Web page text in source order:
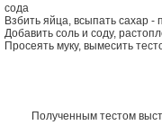
сода
Взбить яйца, всыпать сахар -
Добавить соль и соду,
Просеять муку, вымесить
Полученным тестом